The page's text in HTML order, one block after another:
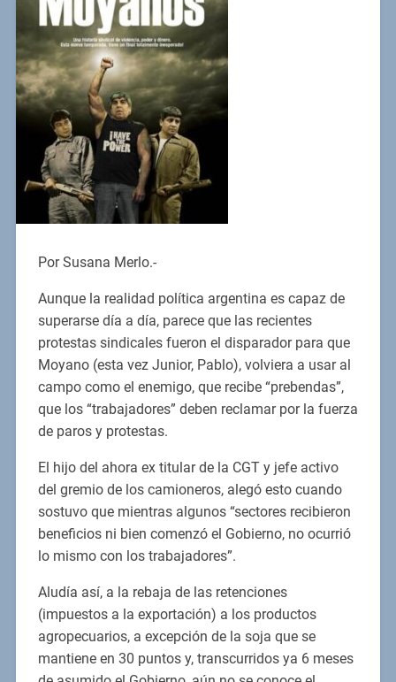
Por Susana Merlo.-
Aunque la realidad política argentina es capaz de
superarse día a día, parece que las recientes
protestas sindicales fueron el disparador para que
Moyano (esta vez Junior, Pablo), volviera a usar al
campo como el enemigo, que recibe “prebendas”,
que los “trabajadores” deben reclamar por la fuerza
de paros y protestas.
El hijo del ahora ex titular de la CGT y jefe activo
del gremio de los camioneros, alegó esto cuando
sostuvo que mientras algunos “sectores recibieron
beneficios ni bien comenzó el Gobierno, no ocurrió
lo mismo con los trabajadores”.
Aludía así, a la rebaja de las retenciones
(impuestos a la exportación) a los productos
agropecuarios, a excepción de la soja que se
mantiene en 30 puntos y, transcurridos ya 6 meses